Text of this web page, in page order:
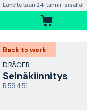
Lähetetään 24 tunnin sisällä!
Back to work
DRÄGER
Seinäkiinnitys
R59451